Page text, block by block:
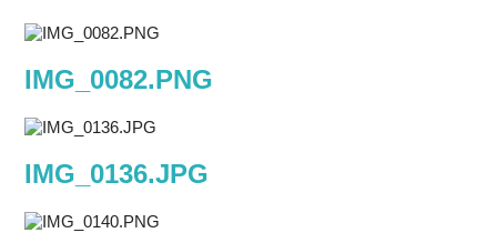
IMG_0082.PNG
IMG_0136.JPG